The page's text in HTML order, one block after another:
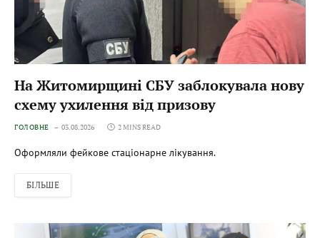
На Житомирщині СБУ заблокувала нову
схему ухилення від призову
ГОЛОВНЕ 03.08.2026 2 MINS READ
Оформляли фейкове стаціонарне лікування.
БІЛЬШЕ